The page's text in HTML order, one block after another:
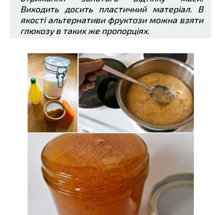
Виходить досить пластичний матеріал. В
якості альтернативи фруктози можна взяти
глюкозу в таких же пропорціях.